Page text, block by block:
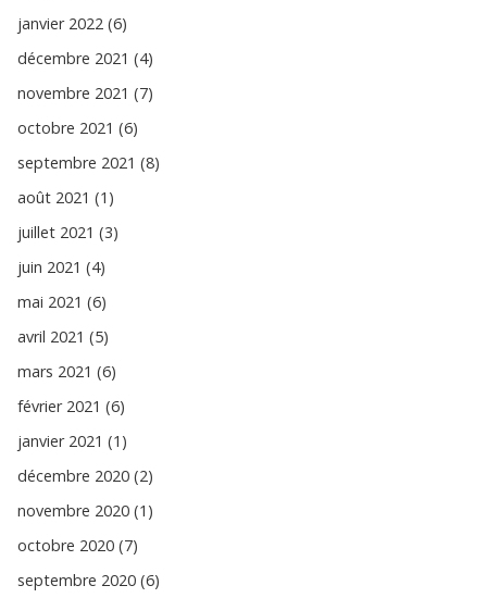
janvier 2022 (6)
décembre 2021 (4)
novembre 2021 (7)
octobre 2021 (6)
septembre 2021 (8)
août 2021 (1)
juillet 2021 (3)
juin 2021 (4)
mai 2021 (6)
avril 2021 (5)
mars 2021 (6)
février 2021 (6)
janvier 2021 (1)
décembre 2020 (2)
novembre 2020 (1)
octobre 2020 (7)
septembre 2020 (6)